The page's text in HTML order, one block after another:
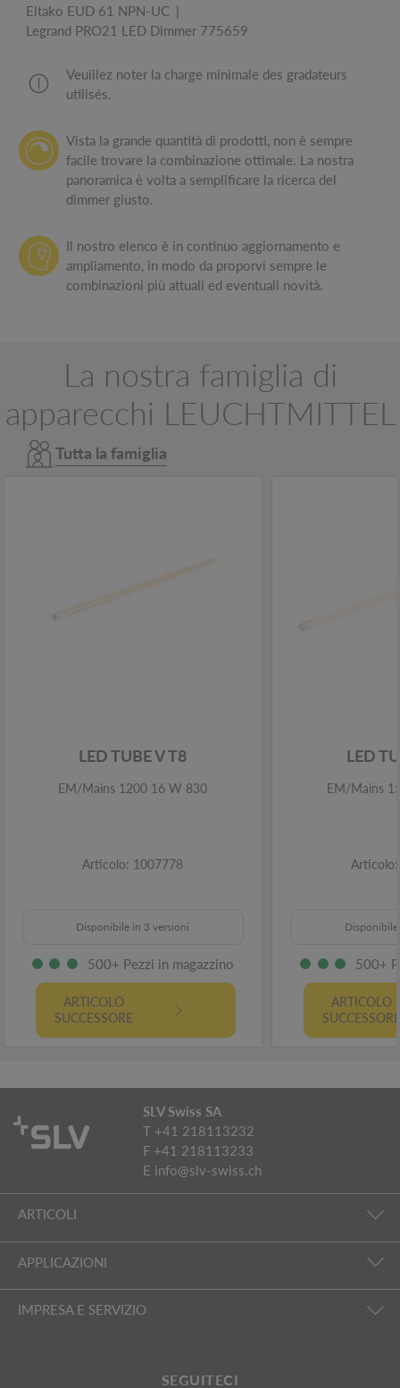
Eltako EUD 61 NPN-UC
Legrand PRO21 LED Dimmer 775659
Veuillez noter la charge minimale des gradateurs
utilisés.
Vista la grande quantità di prodotti, non è sempre
facile trovare la combinazione ottimale. La nostra
panoramica è volta a semplificare la ricerca del
dimmer giusto.
Il nostro elenco è in continuo aggiornamento e
ampliamento, in modo da proporvi sempre le
combinazioni più attuali ed eventuali novità.
La nostra famiglia di
apparecchi LEUCHTMITTEL
Tutta la famiglia
LED TUBE V T8
EM/Mains 1200 16 W 830
Articolo: 1007778
Disponibile in 3 versioni
500+ Pezzi in magazzino
ARTICOLO
SUCCESSORE
LED
EM/Mains
500+
ARTICOLO
SLV Swiss SA
T +41 218113232
F +41 218113233
E info@slv-swiss.ch
ARTICOLI
APPLICAZIONI
IMPRESA E SERVIZIO
SEGUITECI